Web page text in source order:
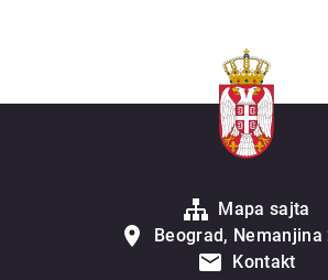
Mapa sajta
Beograd, Nemanjina
Kontakt